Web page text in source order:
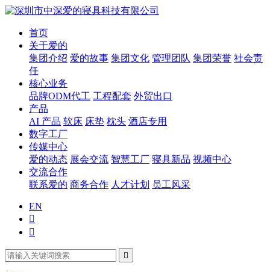
首页
关于爱的
集团介绍 爱的故事 集团文化 管理团队 集团荣誉 社会责
任
核心业务
品牌ODM代工 工程配套 外贸出口
产品
AI 产品 软床 床垫 枕头 酒店专用
数字工厂
传媒中心
爱的动态 展会交流 智慧工厂 寝具新品 视频中心
交流合作
联系爱的 商务合作 人才计划 员工风采
EN


